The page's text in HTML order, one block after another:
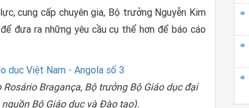
cung cấp chuyên gia, Bộ trưởng Nguyễn Kim
đưa ra những yêu cầu cụ thể hơn để báo cáo
Bragança, Bộ trưởng Bộ Giáo dục đại
Bộ Giáo dục và Đào tạo).